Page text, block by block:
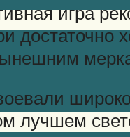
игра
достаточно
лучшем